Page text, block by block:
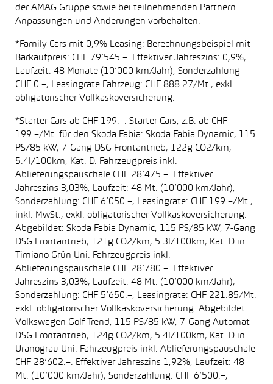
der AMAG Gruppe sowie bei teilnehmenden Partnern.
Anpassungen und Änderungen vorbehalten.
*Family Cars mit 0,9% Leasing: Berechnungsbeispiel mit
Barkaufpreis: CHF 79’545.–. Effektiver Jahreszins: 0,9%,
Laufzeit: 48 Monate (10’000 km/Jahr), Sonderzahlung
CHF 0.–, Leasingrate Fahrzeug: CHF 888.27/Mt., exkl.
obligatorischer Vollkaskoversicherung.
*Starter Cars ab CHF 199.–: Starter Cars, z.B. ab CHF
199.–/Mt. für den Skoda Fabia: Skoda Fabia Dynamic, 115
PS/85 kW, 7-Gang DSG Frontantrieb, 122g CO2/km,
5.4l/100km, Kat. D. Fahrzeugpreis inkl.
Ablieferungspauschale CHF 28’475.–. Effektiver
Jahreszins 3,03%, Laufzeit: 48 Mt. (10’000 km/Jahr),
Sonderzahlung: CHF 6’050.–, Leasingrate: CHF 199.–/Mt.,
inkl. MwSt., exkl. obligatorischer Vollkaskoversicherung.
Abgebildet: Skoda Fabia Dynamic, 115 PS/85 kW, 7-Gang
DSG Frontantrieb, 121g CO2/km, 5.3l/100km, Kat. D in
Timiano Grün Uni. Fahrzeugpreis inkl.
Ablieferungspauschale CHF 28’780.–. Effektiver
Jahreszins 3,03%, Laufzeit: 48 Mt. (10’000 km/Jahr),
Sonderzahlung: CHF 5’650.–, Leasingrate: CHF 221.85/Mt.
exkl. obligatorischer Vollkaskoversicherung. Abgebildet:
Volkswagen Golf Trend, 115 PS/85 kW, 7-Gang Automat
DSG Frontantrieb, 124g CO2/km, 5.4l/100km, Kat. D in
Uranograu Uni. Fahrzeugpreis inkl. Ablieferungspauschale
CHF 28’602.–. Effektiver Jahreszins 1,92%, Laufzeit: 48
Mt. (10’000 km/Jahr), Sonderzahlung: CHF 6’500.–,